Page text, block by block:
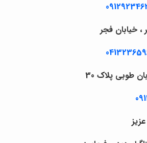
، خیابان فجر
طوبی پلاک 30